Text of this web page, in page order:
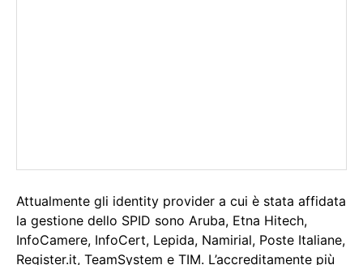
Attualmente gli identity provider a cui è stata affidata
la gestione dello SPID sono Aruba, Etna Hitech,
InfoCamere, InfoCert, Lepida, Namirial, Poste Italiane,
Register.it, TeamSystem e TIM. L’accreditamente più